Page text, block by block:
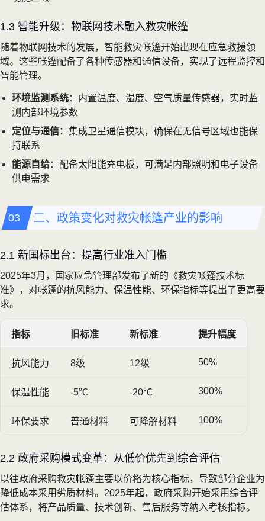
1.3 智能升级：物联网技术融入救灾帐篷
随着物联网技术的发展，智能救灾帐篷开始出现在应急救援领
域。这些帐篷配备了各种传感器和通信设备，实现了远程监控和
智能管理。
环境监测系统：内置温度、湿度、空气质量传感器，实时监
测内部环境参数
定位与通信：集成卫星通信模块，确保在无信号区域也能保
持联系
能源自给：配备太阳能充电板，可满足内部照明和电子设备
供电需求
二、政策变化对救灾帐篷产业的影响
2.1 新国标出台：提高行业准入门槛
2025年3月，国家应急管理部发布了新的《救灾帐篷技术标
准》，对帐篷的抗风能力、保温性能、环保指标等提出了更高要
求。
指标 旧标准 新标准 提升幅度
抗风能力 8级 12级 50%
保温性能 -5℃ -20℃ 300%
环保要求 普通材料 可降解材料 100%
2.2 政府采购模式变革：从低价优先到综合评估
以往政府采购救灾帐篷主要以价格为核心指标，导致部分企业为
降低成本采用劣质材料。2025年起，政府采购开始采用综合评
估体系，将产品质量、技术创新、售后服务等纳入考核指标。